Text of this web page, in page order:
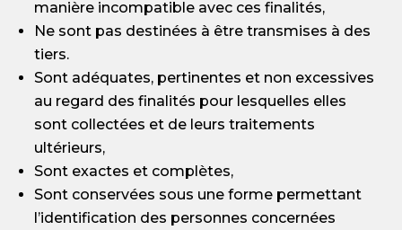
manière incompatible avec ces finalités,
Ne sont pas destinées à être transmises à des
tiers.
Sont adéquates, pertinentes et non excessives
au regard des finalités pour lesquelles elles
sont collectées et de leurs traitements
ultérieurs,
Sont exactes et complètes,
Sont conservées sous une forme permettant
l’identification des personnes concernées